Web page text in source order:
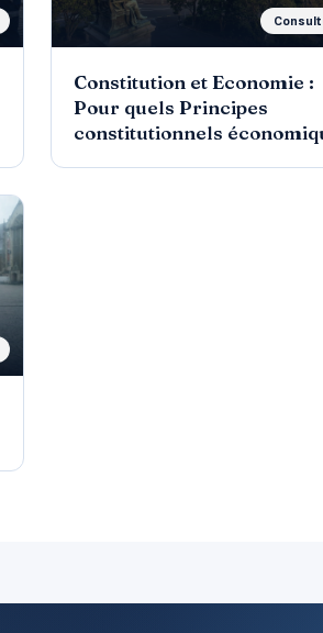
Constitution et Economie :
Pour quels Principes
constitutionnels